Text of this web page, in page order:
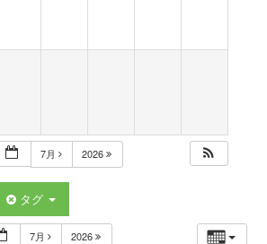
t
7月 2026
タグ
7月 2026